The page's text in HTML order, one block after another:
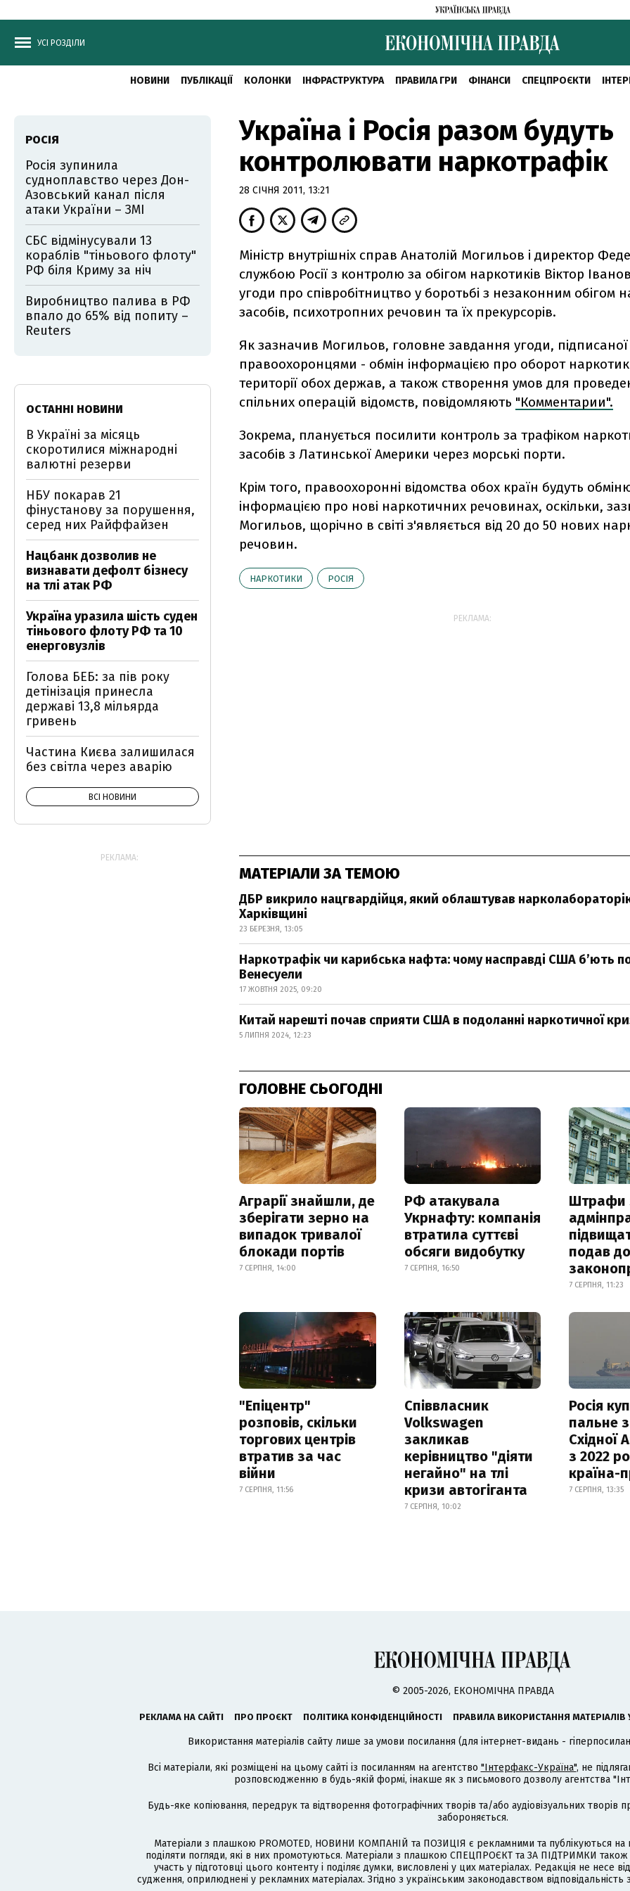
УСІ РОЗДІЛИ
НОВИНИ ПУБЛІКАЦІЇ КОЛОНКИ ІНФРАСТРУКТУРА ПРАВИЛА ГРИ ФІНАНСИ СПЕЦПРОЄКТИ
Україна і Росія разом будуть
контролювати наркотрафік
28 СІЧНЯ 2011, 13:21
Міністр внутрішніх справ Анатолій Могильов і директор
службою Росії з контролю за обігом наркотиків Віктор
угоди про співробітництво у боротьбі з незаконним обігом
засобів, психотропних речовин та їх прекурсорів.
Як зазначив Могильов, головне завдання угоди, підписаної
правоохоронцями - обмін інформацією про оборот
території обох держав, а також створення умов для
спільних операцій відомств, повідомляють "Комментарии".
Зокрема, планується посилити контроль за трафіком
засобів з Латинської Америки через морські порти.
Крім того, правоохоронні відомства обох країн будуть
інформацією про нові наркотичних речовинах, оскільки,
Могильов, щорічно в світі з'являється від 20 до 50 нових
речовин.
НАРКОТИКИ РОСІЯ
РЕКЛАМА:
МАТЕРІАЛИ ЗА ТЕМОЮ
ДБР викрило нацгвардійця, який облаштував
Харківщині
23 БЕРЕЗНЯ, 13:05
Наркотрафік чи карибська нафта: чому насправді США б’ють
Венесуели
17 ЖОВТНЯ 2025, 09:20
Китай нарешті почав сприяти США в подоланні наркотичної
5 ЛИПНЯ 2024, 12:23
ГОЛОВНЕ СЬОГОДНІ
Аграрії знайшли, де
зберігати зерно на
випадок тривалої
блокади портів
7 СЕРПНЯ, 14:00
РФ атакувала
Укрнафту: компанія
втратила суттєві
обсяги видобутку
7 СЕРПНЯ, 16:50
Штрафи
подав
7 СЕРПНЯ, 11:23
"Епіцентр"
розповів, скільки
торгових центрів
втратив за час
війни
7 СЕРПНЯ, 11:56
Співвласник
Volkswagen
закликав
керівництво "діяти
негайно" на тлі
кризи автогіганта
7 СЕРПНЯ, 10:02
Росія
пальне
Східної
з 2022
країна-
7 СЕРПНЯ, 13:35
РОСІЯ
Росія зупинила
судноплавство через Дон-
Азовський канал після
атаки України – ЗМІ
СБС відмінусували 13
кораблів "тіньового флоту"
РФ біля Криму за ніч
Виробництво палива в РФ
впало до 65% від попиту –
Reuters
ОСТАННІ НОВИНИ
В Україні за місяць
скоротилися міжнародні
валютні резерви
НБУ покарав 21
фінустанову за порушення,
серед них Райффайзен
Нацбанк дозволив не
визнавати дефолт бізнесу
на тлі атак РФ
Україна уразила шість суден
тіньового флоту РФ та 10
енерговузлів
Голова БЕБ: за пів року
детінізація принесла
державі 13,8 мільярда
гривень
Частина Києва залишилася
без світла через аварію
ВСІ НОВИНИ
РЕКЛАМА:
© 2005-2026, ЕКОНОМІЧНА ПРАВДА
РЕКЛАМА НА САЙТІ ПРО ПРОЄКТ ПОЛІТИКА КОНФІДЕНЦІЙНОСТІ ПРАВИЛА ВИКОРИСТАННЯ МАТЕРІАЛІВ
Використання матеріалів сайту лише за умови посилання (для інтернет-видань -
Всі матеріали, які розміщені на цьому сайті із посиланням на агентство "Інтерфакс-Україна", не
розповсюдженню в будь-якій формі, інакше як з письмового дозволу агентства
Будь-яке копіювання, передрук та відтворення фотографічних творів та/або аудіовізуальних
забороняється.
Матеріали з плашкою PROMOTED, НОВИНИ КОМПАНІЙ та ПОЗИЦІЯ є рекламними та публікуються на
поділяти погляди, які в них промотуються. Матеріали з плашкою СПЕЦПРОЄКТ та ЗА ПІДТРИМКИ
участь у підготовці цього контенту і поділяє думки, висловлені у цих матеріалах. Редакція не несе
судження, оприлюднені у рекламних матеріалах. Згідно з українським законодавством